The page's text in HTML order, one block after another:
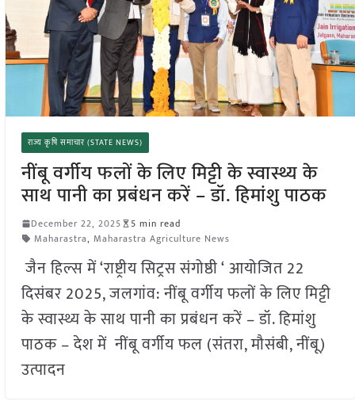
राज्य कृषि समाचार (STATE NEWS)
नींबू वर्गीय फलों के लिए मिट्टी के स्वास्थ्य के
साथ पानी का प्रबंधन करें – डॉ. हिमांशु पाठक
December 22, 2025
5 min read
Maharastra, Maharastra Agriculture News
जैन हिल्स में ‘राष्ट्रीय सिट्रस संगोष्ठी ‘ आयोजित 22
दिसंबर 2025, जलगांव: नींबू वर्गीय फलों के लिए मिट्टी
के स्वास्थ्य के साथ पानी का प्रबंधन करें – डॉ. हिमांशु
पाठक – देश में नींबू वर्गीय फल (संतरा, मौसंबी, नींबू)
उत्पादन